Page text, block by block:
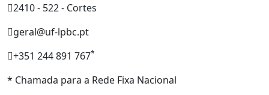
2410 - 522 - Cortes
geral@uf-lpbc.pt
+351 244 891 767*
* Chamada para a Rede Fixa Nacional